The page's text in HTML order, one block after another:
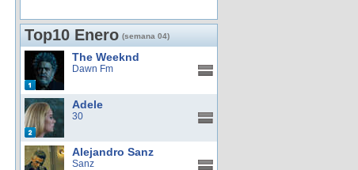
Top10 Enero (semana 04)
The Weeknd
Dawn Fm
Adele
30
Alejandro Sanz
Sanz